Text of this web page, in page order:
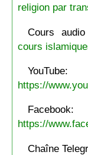
religion par
Cours
cours
YouTube:
https://
Facebook:
https://
Chaîne